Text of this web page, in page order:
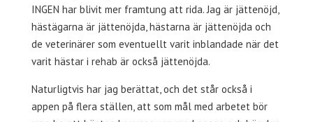
INGEN har blivit mer framtung att rida. Jag är jättenöjd,
hästägarna är jättenöjda, hästarna är jättenöjda och
de veterinärer som eventuellt varit inblandade när det
varit hästar i rehab är också jättenöjda.
Naturligtvis har jag berättat, och det står också i
appen på flera ställen, att som mål med arbetet bör